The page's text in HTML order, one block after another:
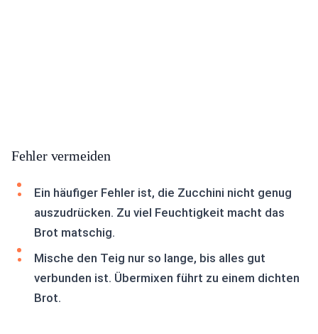
Fehler vermeiden
Ein häufiger Fehler ist, die Zucchini nicht genug
auszudrücken. Zu viel Feuchtigkeit macht das
Brot matschig.
Mische den Teig nur so lange, bis alles gut
verbunden ist. Übermixen führt zu einem dichten
Brot.